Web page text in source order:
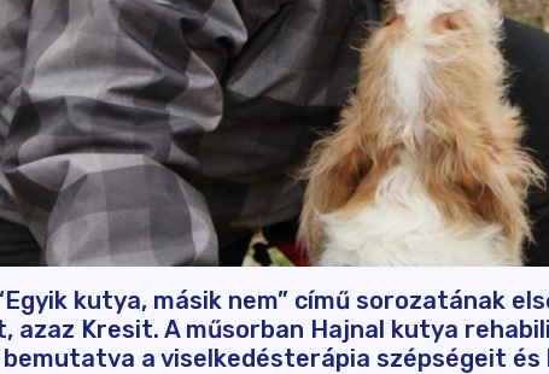
kutya, másik nem” című sorozatának
azaz Kresit. A műsorban Hajnal kutya
a viselkedésterápia szépségeit és